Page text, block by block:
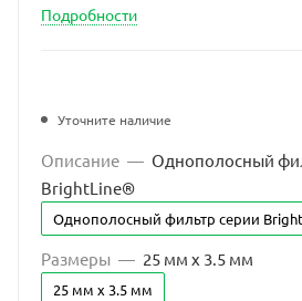
Подробности
Уточните наличие
Описание — Однополосный
BrightLine®
Однополосный фильтр серии
Размеры — 25 мм x 3.5 мм
25 мм x 3.5 мм